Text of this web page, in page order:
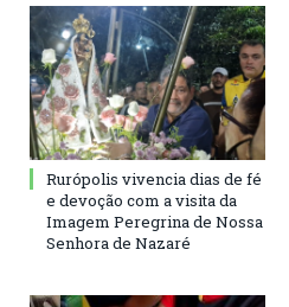
Rurópolis vivencia dias de fé
e devoção com a visita da
Imagem Peregrina de Nossa
Senhora de Nazaré